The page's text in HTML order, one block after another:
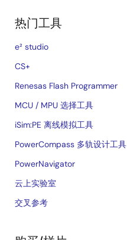
热门工具
e² studio
CS+
Renesas Flash Programmer
MCU / MPU 选择工具
iSim:PE 离线模拟工具
PowerCompass 多轨设计工具
PowerNavigator
云上实验室
交叉参考